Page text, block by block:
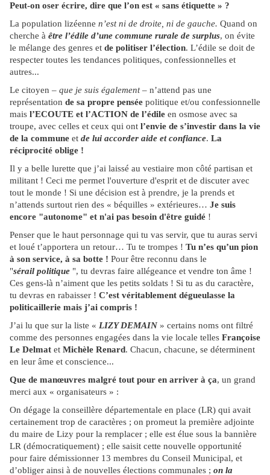
Peut-on oser écrire, dire que l’on est « sans étiquette » ?
La population lizéenne n’est ni de droite, ni de gauche. Quand on
cherche à être l’édile d’une commune rurale de surplus, on évite
le mélange des genres et de politiser l’élection. L’édile se doit de
respecter toutes les tendances politiques, confessionnelles et
autres...
Le citoyen – que je suis également– n’attend pas une
représentation de sa propre pensée politique et/ou confessionnelle
mais l’ECOUTE et l’ACTION de l’édile en osmose avec sa
troupe, avec celles et ceux qui ont l’envie de s’investir dans la vie
de la commune et de lui accorder aide et confiance. La
réciprocité oblige !
Il y a belle lurette que j’ai laissé au vestiaire mon côté partisan et
militant ! Ceci me permet l'ouverture d'esprit et de discuter avec
tout le monde ! Si une décision est à prendre, je la prends et
n’attends surtout rien des « béquilles » extérieures… Je suis
encore "autonome" et n'ai pas besoin d'être guidé !
Penser que le haut personnage qui tu vas servir, que tu auras servi
et loué t’apportera un retour… Tu te trompes ! Tu n’es qu’un pion
à son service, à sa botte ! Pour être reconnu dans le
"sérail politique ", tu devras faire allégeance et vendre ton âme !
Ces gens-là n’aiment que les petits soldats ! Si tu as du caractère,
tu devras en rabaisser ! C’est véritablement dégueulasse la
politicaillerie mais j’ai compris !
J’ai lu que sur la liste « LIZY DEMAIN» certains noms ont filtré
comme des personnes engagées dans la vie locale telles Françoise
Le Delmat et Michèle Renard. Chacun, chacune, se déterminent
en leur âme et conscience...
Que de manœuvres malgré tout pour en arriver à ça, un grand
merci aux « organisateurs » :
On dégage la conseillère départementale en place (LR) qui avait
certainement trop de caractères ; on promeut la première adjointe
du maire de Lizy pour la remplacer ; elle est élue sous la bannière
LR (démocratiquement) ; elle saisit cette nouvelle opportunité
pour faire démissionner 13 membres du Conseil Municipal, et
d’obliger ainsi à de nouvelles élections communales ; on la